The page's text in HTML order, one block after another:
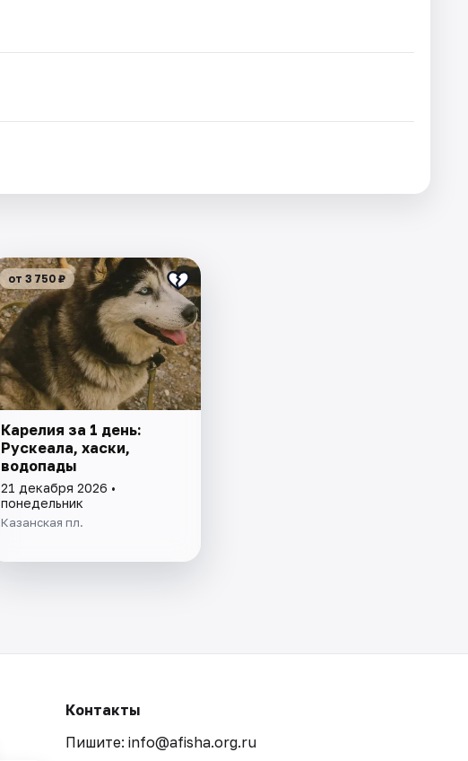
от 3 750 ₽
Карелия за 1 день:
Рускеала, хаски,
водопады
21 декабря 2026 •
понедельник
Казанская пл.
Контакты
Пишите: info@afisha.org.ru